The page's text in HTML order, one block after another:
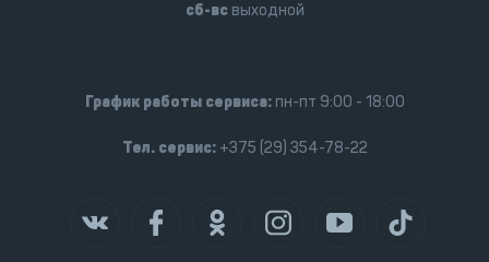
сб-всвыходной
График работы сервиса:пн-пт 9:00 - 18:00
Тел. сервис:+375 (29) 354-78-22